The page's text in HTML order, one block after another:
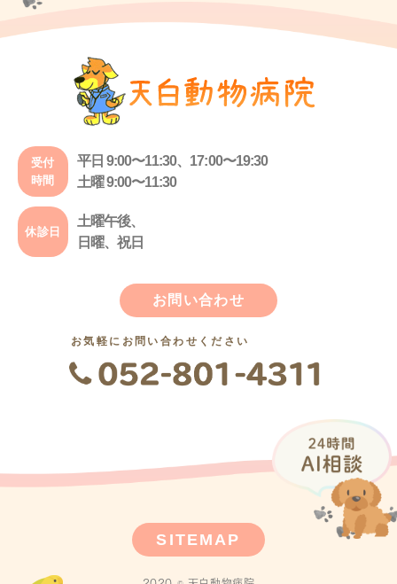
受付
時間
平日 9:00〜11:30、17:00〜19:30
土曜 9:00〜11:30
休診日
土曜午後、
日曜、祝日
お問い合わせ
お気軽にお問い合わせください
SITEMAP